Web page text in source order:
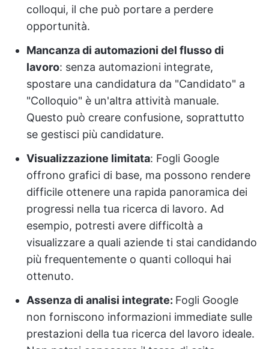
colloqui, il che può portare a perdere
opportunità.
Mancanza di automazioni del flusso di
lavoro: senza automazioni integrate,
spostare una candidatura da "Candidato" a
"Colloquio" è un'altra attività manuale.
Questo può creare confusione, soprattutto
se gestisci più candidature.
Visualizzazione limitata: Fogli Google
offrono grafici di base, ma possono rendere
difficile ottenere una rapida panoramica dei
progressi nella tua ricerca di lavoro. Ad
esempio, potresti avere difficoltà a
visualizzare a quali aziende ti stai candidando
più frequentemente o quanti colloqui hai
ottenuto.
Assenza di analisi integrate: Fogli Google
non forniscono informazioni immediate sulle
prestazioni della tua ricerca del lavoro ideale.